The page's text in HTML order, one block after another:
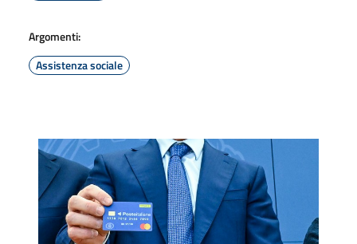
Argomenti:
Assistenza sociale